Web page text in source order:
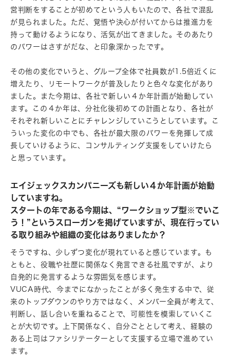
営判断をすることが初めてという人もいたので、各社で混乱
が見られました。ただ、覚悟や決心が付いてからは推進力を
持って動けるようになり、活気が出てきました。そのあたり
のパワーはさすがだな、と印象深かったです。
その他の変化でいうと、グループ全体で社員数が1.5倍近くに
増えたり、リモートワークが普及したりと色々な変化があり
ました。また今期は、各社で新しい４か年計画が始動してい
ます。この４か年は、分社化後初めての計画となり、各社が
それぞれ新しいことにチャレンジしていこうとしています。こ
ういった変化の中でも、各社が最大限のパワーを発揮して成
長していけるように、コンサルティング支援をしていけたら
と思っています。
エイジェックスカンパニーズも新しい４か年計画が始動
していますね。
スタートの年である今期は、“ワークショップ型※でいこ
う！”というスローガンを掲げていますが、現在行ってい
る取り組みや組織の変化はありましたか？
そうですね、少しずつ変化が現れていると感じています。も
ともと、役職や社歴に関係なく発言できる社風ですが、より
自発的に発言するような雰囲気を感じます。
VUCA時代、今までになかったことが多く発生する中で、従
来のトップダウンのやり方ではなく、メンバー全員が考えて、
判断し、話し合いを重ねることで、可能性を模索していくこ
とが大切です。上下関係なく、自分ごととして考え、経験の
ある上司はファシリテーターとして支援する立場で進めてい
ます。